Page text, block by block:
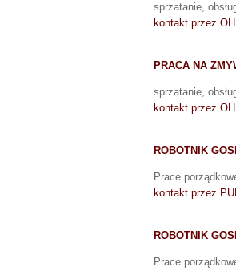
sprzatanie,
kontakt przez
PRACA NA
sprzatanie,
kontakt przez
ROBOTNIK
Prace
kontakt przez
ROBOTNIK
Prace